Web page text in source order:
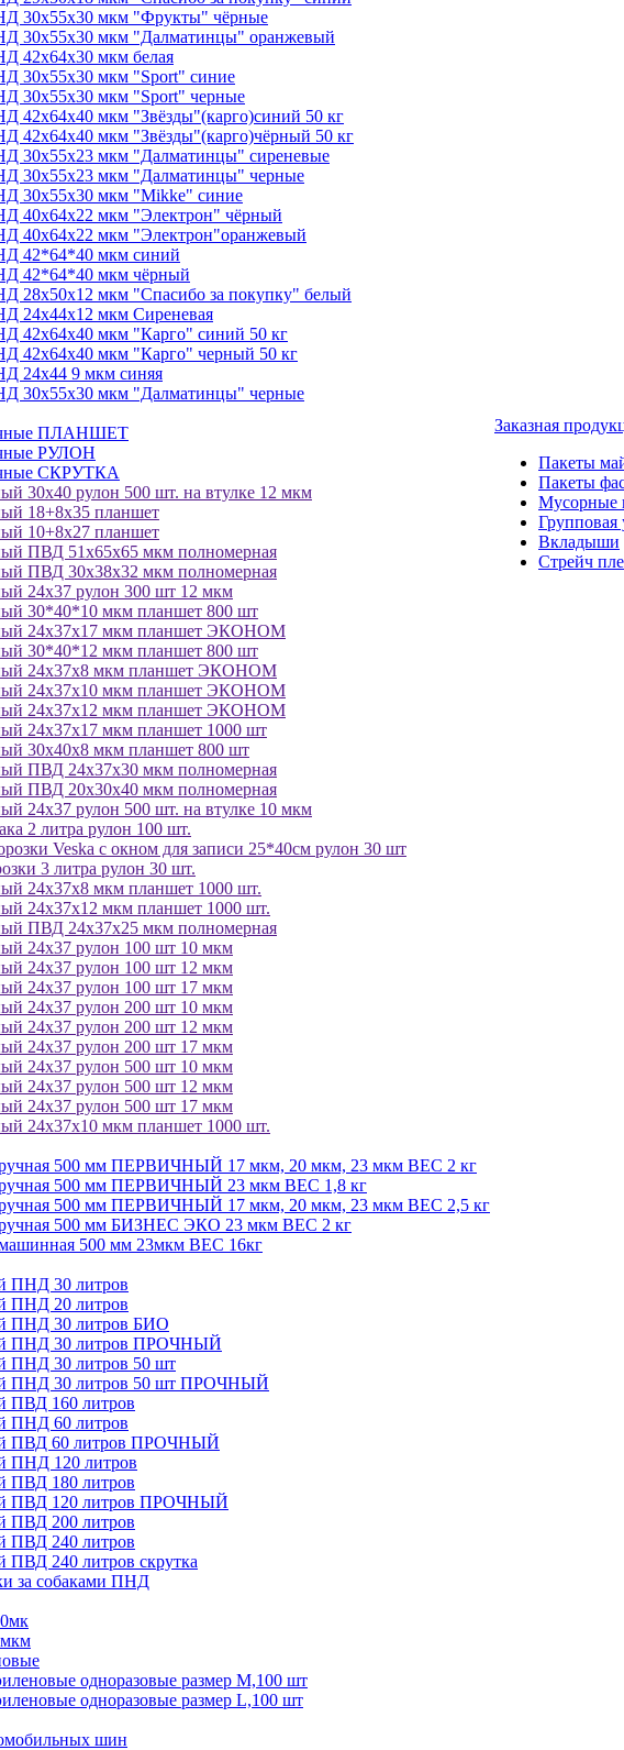
30х55х30 мкм "Фрукты" чёрные
30х55х30 мкм "Далматинцы" оранжевый
42х64х30 мкм белая
30х55х30 мкм "Sport" синие
30х55х30 мкм "Sport" черные
42х64х40 мкм "Звёзды"(карго)синий 50 кг
42х64х40 мкм "Звёзды"(карго)чёрный 50 кг
30х55х23 мкм "Далматинцы" сиреневые
30х55х23 мкм "Далматинцы" черные
30х55х30 мкм "Mikke" синие
40х64х22 мкм "Электрон" чёрный
40х64х22 мкм "Электрон"оранжевый
42*64*40 мкм синий
42*64*40 мкм чёрный
28х50х12 мкм "Спасибо за покупку" белый
24х44х12 мкм Сиреневая
42х64х40 мкм "Карго" синий 50 кг
42х64х40 мкм "Карго" черный 50 кг
24х44 9 мкм синяя
30х55х30 мкм "Далматинцы" черные
ПЛАНШЕТ
РУЛОН
СКРУТКА
30х40 рулон 500 шт. на втулке 12 мкм
18+8x35 планшет
10+8x27 планшет
ПВД 51х65х65 мкм полномерная
ПВД 30х38х32 мкм полномерная
24х37 рулон 300 шт 12 мкм
30*40*10 мкм планшет 800 шт
24х37х17 мкм планшет ЭКОНОМ
30*40*12 мкм планшет 800 шт
24х37х8 мкм планшет ЭКОНОМ
24х37х10 мкм планшет ЭКОНОМ
24х37х12 мкм планшет ЭКОНОМ
24х37х17 мкм планшет 1000 шт
30х40х8 мкм планшет 800 шт
ПВД 24х37х30 мкм полномерная
ПВД 20х30х40 мкм полномерная
24х37 рулон 500 шт. на втулке 10 мкм
2 литра рулон 100 шт.
Veska с окном для записи 25*40см рулон 30 шт
3 литра рулон 30 шт.
24х37х8 мкм планшет 1000 шт.
24х37х12 мкм планшет 1000 шт.
ПВД 24х37х25 мкм полномерная
24х37 рулон 100 шт 10 мкм
24х37 рулон 100 шт 12 мкм
24х37 рулон 100 шт 17 мкм
24х37 рулон 200 шт 10 мкм
24х37 рулон 200 шт 12 мкм
24х37 рулон 200 шт 17 мкм
24х37 рулон 500 шт 10 мкм
24х37 рулон 500 шт 12 мкм
24х37 рулон 500 шт 17 мкм
24х37х10 мкм планшет 1000 шт.
ручная 500 мм ПЕРВИЧНЫЙ 17 мкм, 20 мкм, 23 мкм ВЕС 2 кг
ручная 500 мм ПЕРВИЧНЫЙ 23 мкм ВЕС 1,8 кг
ручная 500 мм ПЕРВИЧНЫЙ 17 мкм, 20 мкм, 23 мкм ВЕС 2,5 кг
ручная 500 мм БИЗНЕС ЭКО 23 мкм ВЕС 2 кг
500 мм 23мкм ВЕС 16кг
ПНД 30 литров
ПНД 20 литров
ПНД 30 литров БИО
ПНД 30 литров ПРОЧНЫЙ
ПНД 30 литров 50 шт
ПНД 30 литров 50 шт ПРОЧНЫЙ
ПВД 160 литров
ПНД 60 литров
ПВД 60 литров ПРОЧНЫЙ
ПНД 120 литров
ПВД 180 литров
ПВД 120 литров ПРОЧНЫЙ
ПВД 200 литров
ПВД 240 литров
ПВД 240 литров скрутка
за собаками ПНД
одноразовые размер M,100 шт
одноразовые размер L,100 шт
шин
Заказная
Пакеты
Пакеты
Мусорные
Групповая
Вкладыши
Стрейч